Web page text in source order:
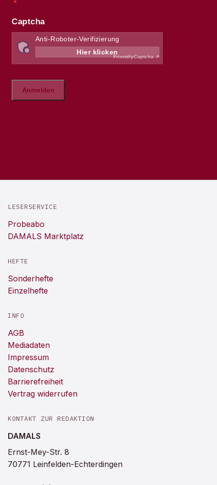
LESERSERVICE
Probeabo
DAMALS Marktplatz
HEFTE
Sonderhefte
Einzelhefte
INFO
AGB
Mediadaten
Impressum
Datenschutz
Barrierefreiheit
Vertrag widerrufen
KONTAKT ZUR REDAKTION
DAMALS
Ernst-Mey-Str. 8
70771 Leinfelden-Echterdingen